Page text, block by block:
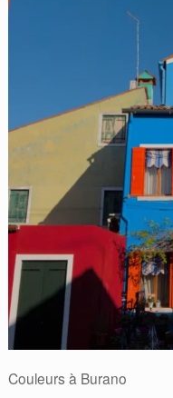
Couleurs à Burano